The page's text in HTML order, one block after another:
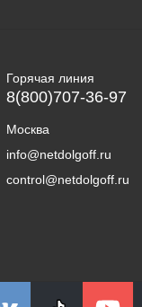
Горячая линия
8(800)707-36-97
Москва
info@netdolgoff.ru
control@netdolgoff.ru